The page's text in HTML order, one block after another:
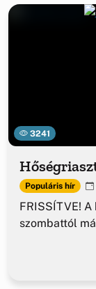
3241
Populáris hír
FRISSÍTVE!
szombattól